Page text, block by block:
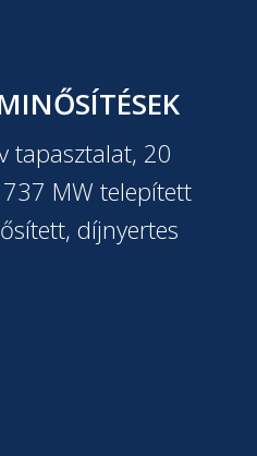
tapasztalat, 20
MW telepített
díjnyertes